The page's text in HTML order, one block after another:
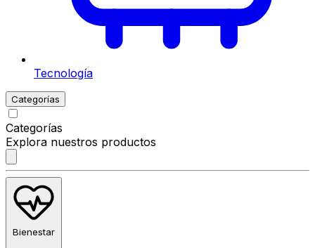
Tecnología
Categorías
Categorías
Explora nuestros productos
Bienestar